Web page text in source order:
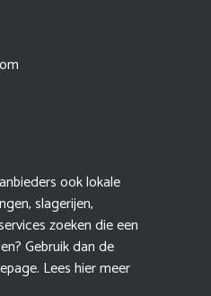
ook lokale
slagerijen,
zoeken die een
Gebruik dan de
Lees hier meer